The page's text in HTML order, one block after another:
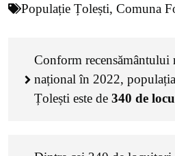
Populație Țolești, Comuna
Conform recensământului
național în 2022,
Țolești este de 340 de